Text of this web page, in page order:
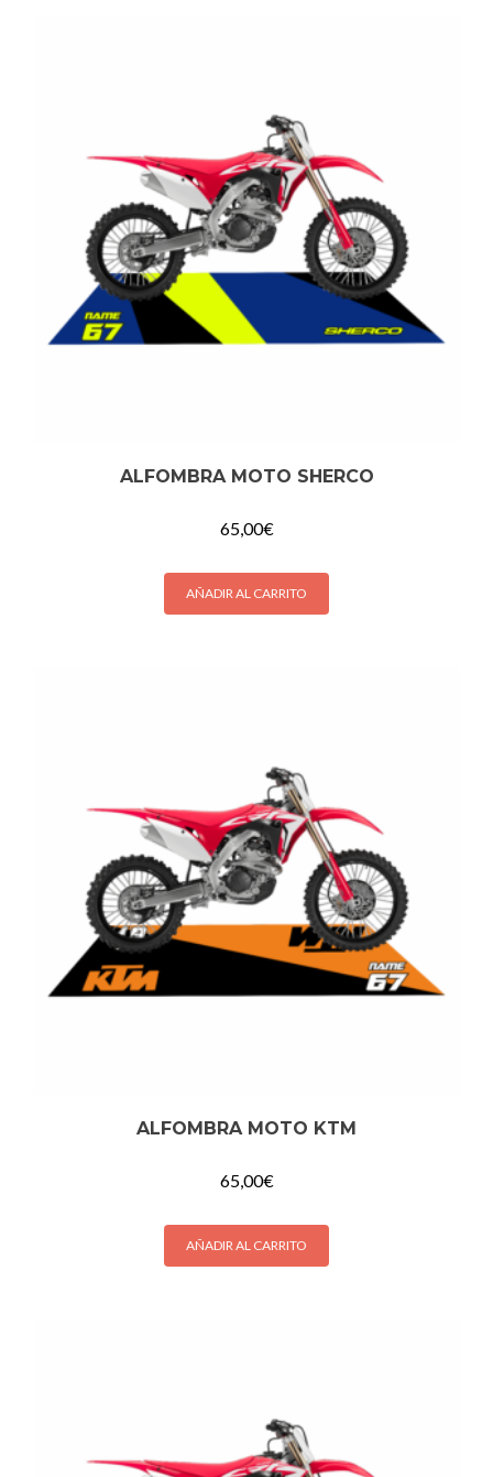
ALFOMBRA MOTO SHERCO
65,00€
AÑADIR AL CARRITO
ALFOMBRA MOTO KTM
65,00€
AÑADIR AL CARRITO